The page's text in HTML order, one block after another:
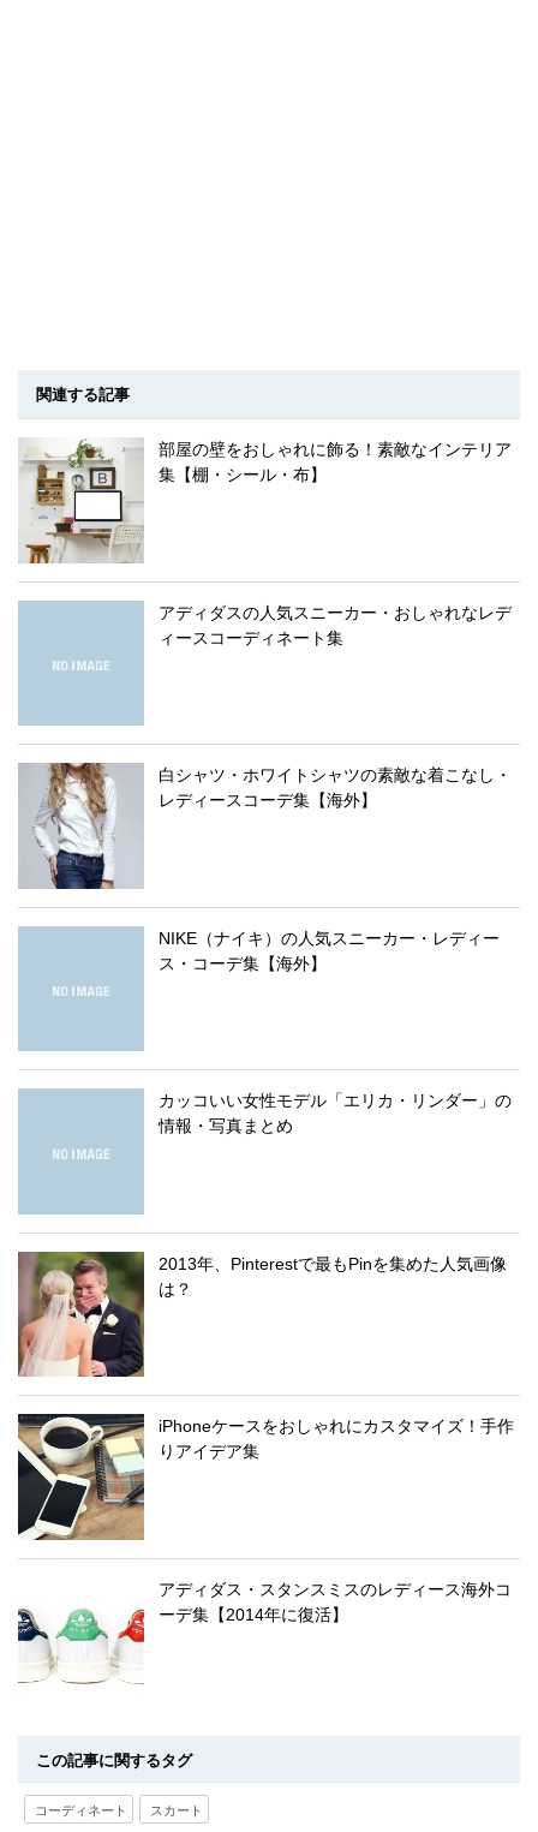
関連する記事
部屋の壁をおしゃれに飾る！素敵なインテリア
集【棚・シール・布】
アディダスの人気スニーカー・おしゃれなレデ
ィースコーディネート集
白シャツ・ホワイトシャツの素敵な着こなし・
レディースコーデ集【海外】
NIKE（ナイキ）の人気スニーカー・レディー
ス・コーデ集【海外】
カッコいい女性モデル「エリカ・リンダー」の
情報・写真まとめ
2013年、Pinterestで最もPinを集めた人気画像
は？
iPhoneケースをおしゃれにカスタマイズ！手作
りアイデア集
アディダス・スタンスミスのレディース海外コ
ーデ集【2014年に復活】
この記事に関するタグ
コーディネート スカート